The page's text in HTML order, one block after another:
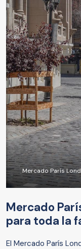
Mercado París
Mercado
para toda la
El Mercado París